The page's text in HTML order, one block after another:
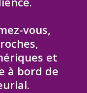
vous,
et
à bord de